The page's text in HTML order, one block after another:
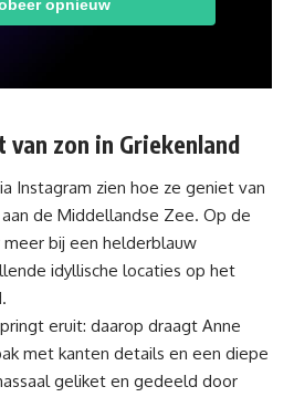
zon in Griekenland
Instagram zien hoe ze geniet van
de Middellandse Zee. Op de
bij een helderblauw
idyllische locaties op het
eruit: daarop draagt Anne
met kanten details en een diepe
geliket en gedeeld door